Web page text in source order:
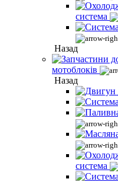
система
Назад
мотоблоків
Назад
система